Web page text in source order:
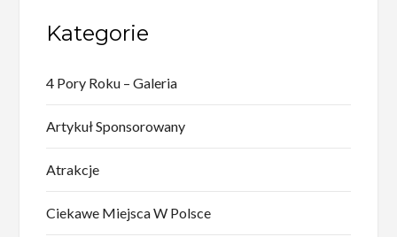
Kategorie
4 Pory Roku – Galeria
Artykuł Sponsorowany
Atrakcje
Ciekawe Miejsca W Polsce